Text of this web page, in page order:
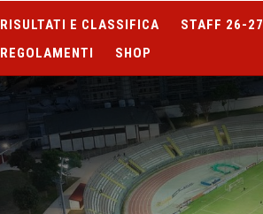
RISULTATI E CLASSIFICA STAFF 26-27
REGOLAMENTI
SHOP